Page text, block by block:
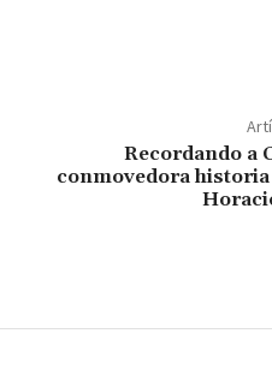
Recordando a
conmovedora